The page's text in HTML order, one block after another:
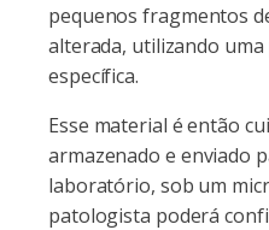
pequenos fragmentos
alterada, utilizando uma
específica.
Esse material é então
armazenado e enviado
laboratório, sob um
patologista poderá